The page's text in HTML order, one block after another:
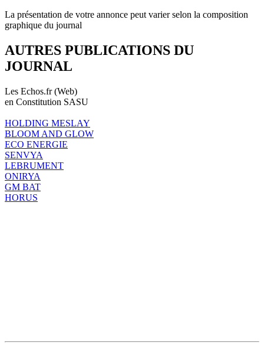
La présentation de votre annonce peut varier selon la composition
graphique du journal
AUTRES PUBLICATIONS DU
JOURNAL
Les Echos.fr (Web)
en Constitution SASU
HOLDING MESLAY
BLOOM AND GLOW
ECO ENERGIE
SENVYA
LEBRUMENT
ONIRYA
GM BAT
HORUS